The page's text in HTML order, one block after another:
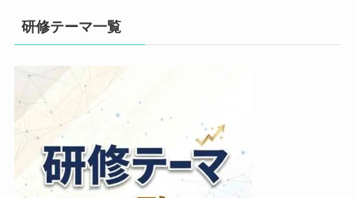
研修テーマ一覧